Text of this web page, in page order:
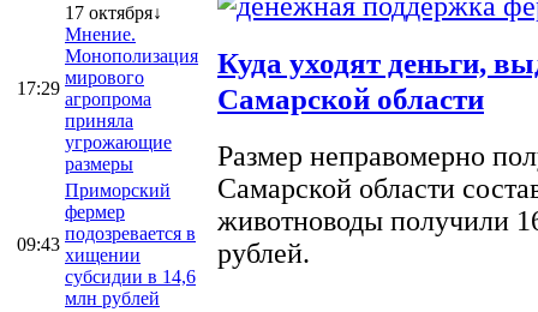
17:29
17 октября↓
Мнение.
Монополизация
мирового
агропрома
приняла
угрожающие
размеры
09:43
Приморский
фермер
подозревается в
хищении
субсидии в 14,6
млн рублей
Куда уходят деньги,
Самарской области
Размер неправомерно
Самарской области
животноводы получили
рублей.